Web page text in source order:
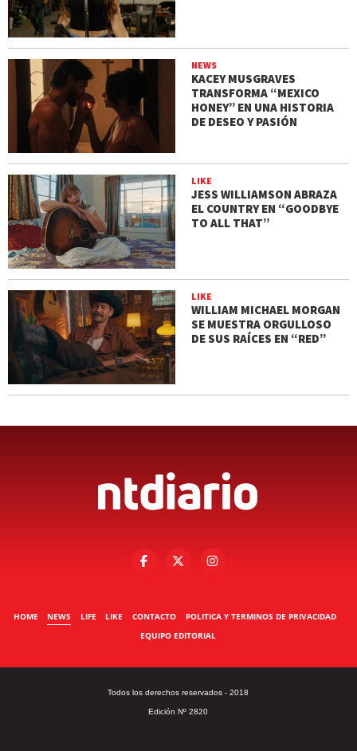
NEWS
KACEY MUSGRAVES
TRANSFORMA “MEXICO
HONEY” EN UNA HISTORIA
DE DESEO Y PASIÓN
LIKE
JESS WILLIAMSON ABRAZA
EL COUNTRY EN “GOODBYE
TO ALL THAT”
LIKE
WILLIAM MICHAEL MORGAN
SE MUESTRA ORGULLOSO
DE SUS RAÍCES EN “RED”
HOME NEWS LIFE LIKE CONTACTO
POLITICA Y TERMINOS DE PRIVACIDAD
EQUIPO EDITORIAL
Todos los derechos reservados - 2018
Edición Nº 2820